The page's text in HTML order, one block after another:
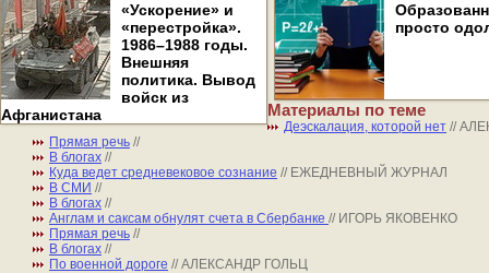
«Ускорение» и
«перестройка».
1986–1988 годы.
Внешняя
политика. Вывод
войск из
Афганистана
просто
Материалы по теме
Деэскалация, которой нет //
Прямая речь //
В блогах //
Куда ведет средневековое сознание // ЕЖЕДНЕВНЫЙ ЖУРНАЛ
В СМИ //
В блогах //
Англам и саксам обнулят счета в Сбербанке // ИГОРЬ ЯКОВЕНКО
Прямая речь //
В блогах //
По военной дороге // АЛЕКСАНДР ГОЛЬЦ